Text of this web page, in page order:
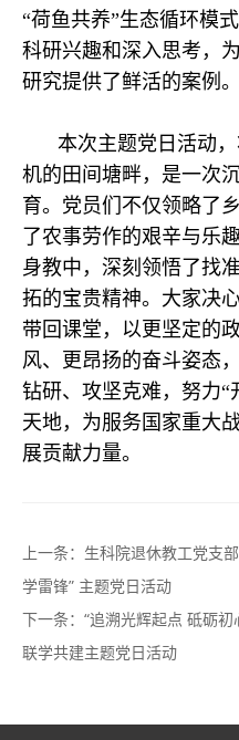
“荷鱼共养”生态循环模
科研兴趣和深入思考，
研究提供了鲜活的案例。
本次主题党日活动
机的田间塘畔，是一次
育。党员们不仅领略了
了农事劳作的艰辛与乐
身教中，深刻领悟了找
拓的宝贵精神。大家决
带回课堂，以更坚定的
风、更昂扬的奋斗姿态
钻研、攻坚克难，努力“
天地，为服务国家重大
展贡献力量。
上一条： 生科院退休教工党支
学雷锋” 主题党日活动
下一条： “追溯光辉起点 砥砺
联学共建主题党日活动